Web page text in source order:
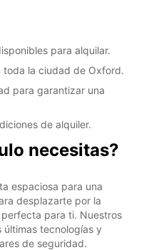
para alquilar.
toda la ciudad de Oxford.
para garantizar una
de alquiler.
necesitas?
espaciosa para una
desplazarte por la
para ti. Nuestros
tecnologías y
de seguridad.